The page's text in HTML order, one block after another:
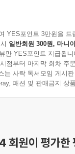
YES포인트 3만원을 드
일반회원 300원, 마니
만 YES포인트 지급됩니
점부터 마지막 회차 주
는 사락 독서모임 게시
패션 및 판매금지 상
회원이 평가한